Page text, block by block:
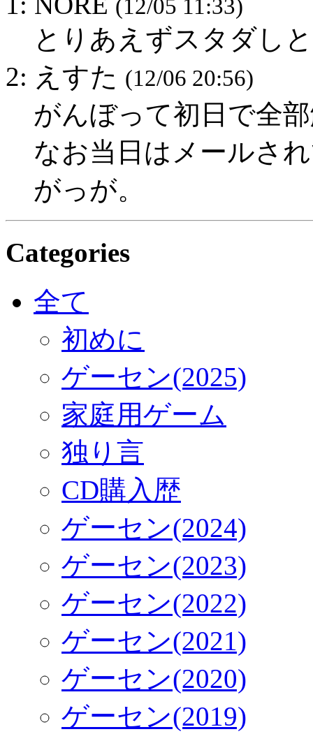
(12/05 11:33)
とりあえずスタダし
2: えすた (12/06 20:56)
がんぼって初日で全
なお当日はメールさ
がっが。
Categories
全て
初めに
ゲーセン(2025)
家庭用ゲーム
独り言
CD購入歴
ゲーセン(2024)
ゲーセン(2023)
ゲーセン(2022)
ゲーセン(2021)
ゲーセン(2020)
ゲーセン(2019)